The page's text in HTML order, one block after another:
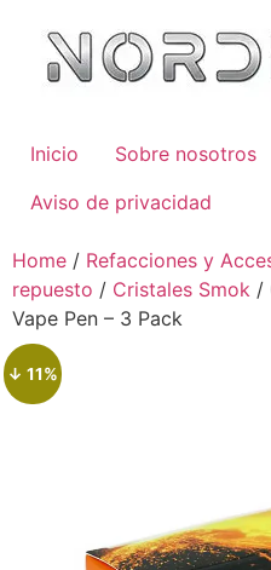
Inicio Sobre nosotros
Aviso de privacidad
Home / Refacciones y
repuesto / Cristales Smok /
Vape Pen – 3 Pack
↓ 11%